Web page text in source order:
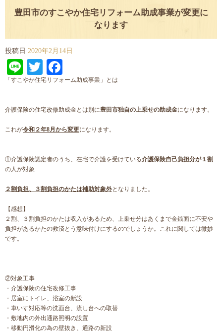
豊田市のすこやか住宅リフォーム助成事業が変更に
なります
投稿日 2020年2月14日
LineTwitter
「すこやか住宅リフォーム助成事業」とは
介護保険の住宅改修助成金とは別に豊田市独自の上乗せの助成金になります。
これが令和２年8月から変更になります。
①介護保険認定者のうち、在宅で介護を受けている介護保険自己負担分が１割
の人が対象
２割負担、３割負担のかたは補助対象外となりました。
【感想】
２割、３割負担のかたは収入があるため、上乗せ分はあくまで金銭面に不安や
負担があるかたの救済とう意味付けにするのでしょうか。これに関しては微妙
です。
②対象工事
・介護保険の住宅改修工事
・居室にトイレ、浴室の新設
・車いす対応等の洗面台、流し台への取替
・敷地内の外出通路照明の設置
・移動円滑化の為の壁抜き、通路の新設